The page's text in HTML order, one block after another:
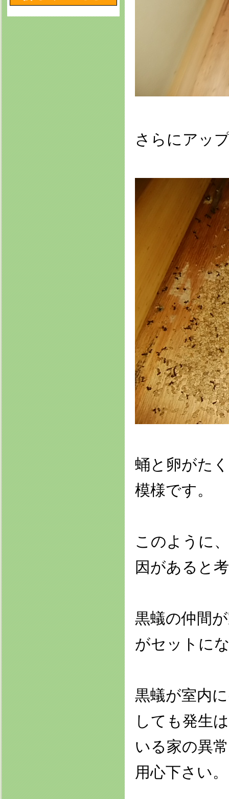
さらにアッ
蛹と卵がた
模様です。
このように
因があると
黒蟻の仲間
がセットに
黒蟻が室内
しても発生
いる家の異
用心下さい。